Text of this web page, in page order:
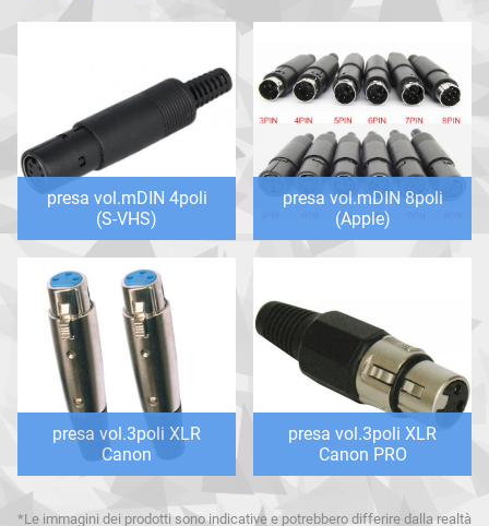
presa vol.mDIN 4poli
(S-VHS)
presa vol.mDIN 8poli
(Apple)
presa vol.3poli XLR
Canon
presa vol.3poli XLR
Canon PRO
*Le immagini dei prodotti sono indicative e potrebbero differire dalla realtà